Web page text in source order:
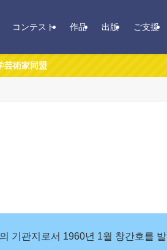
コンテスト 作品 出版 ご支援
기관지로서 1960년 1월 창간호를 발